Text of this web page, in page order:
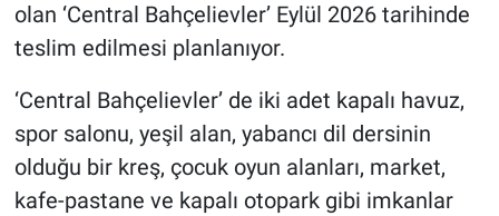
olan ‘Central Bahçelievler’ Eylül 2026 tarihinde
teslim edilmesi planlanıyor.
‘Central Bahçelievler’ de iki adet kapalı havuz,
spor salonu, yeşil alan, yabancı dil dersinin
olduğu bir kreş, çocuk oyun alanları, market,
kafe-pastane ve kapalı otopark gibi imkanlar